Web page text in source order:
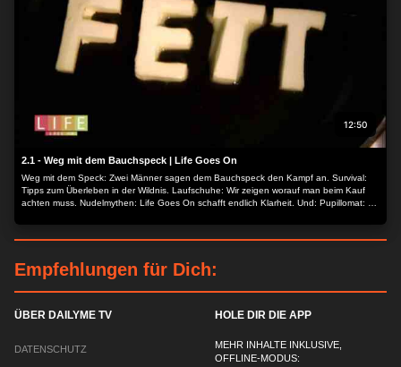
12:50
2.1 - Weg mit dem Bauchspeck | Life Goes On
Weg mit dem Speck: Zwei Männer sagen dem Bauchspeck den Kampf an. Survival:
Tipps zum Überleben in der Wildnis. Laufschuhe: Wir zeigen worauf man beim Kauf
achten muss. Nudelmythen: Life Goes On schafft endlich Klarheit. Und: Pupillomat: So
Empfehlungen für Dich:
ÜBER DAILYME TV
DATENSCHUTZ
HOLE DIR DIE APP
MEHR INHALTE INKLUSIVE,
OFFLINE-MODUS: